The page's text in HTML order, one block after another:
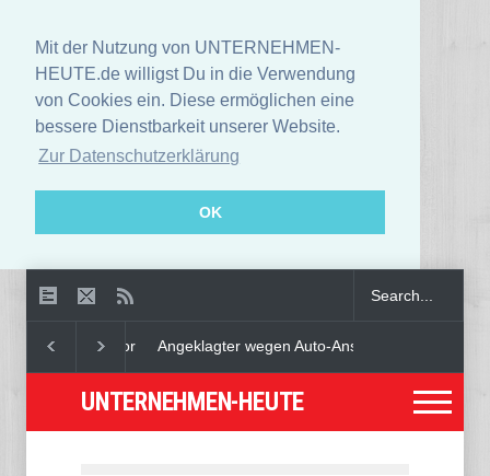
Mit der Nutzung von UNTERNEHMEN-
HEUTE.de willigst Du in die Verwendung
von Cookies ein. Diese ermöglichen eine
bessere Dienstbarkeit unserer Website.
Zur Datenschutzerklärung
OK
Angeklagter wegen Auto-Anschlag in München
UNTERNEHMEN-HEUTE